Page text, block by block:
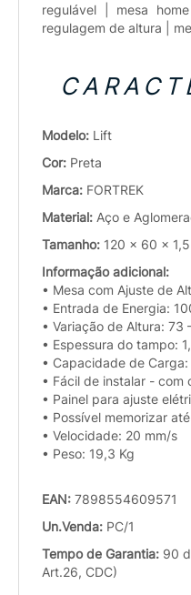
regulável | mesa
regulagem de altura |
Modelo: Lift
Cor: Preta
Marca: FORTREK
Material: Aço e
Tamanho: 120 x 60 x
Informação adicional:
• Mesa com Ajuste de
• Entrada de Energia:
• Variação de Altura: 73
• Espessura do tampo:
• Capacidade de
• Fácil de instalar - com
• Painel para ajuste
• Possível memorizar
• Velocidade: 20 mm/s
• Peso: 19,3 Kg
EAN: 7898554609571
Un.Venda: PC/1
Tempo de Garantia: 90
Art.26, CDC)